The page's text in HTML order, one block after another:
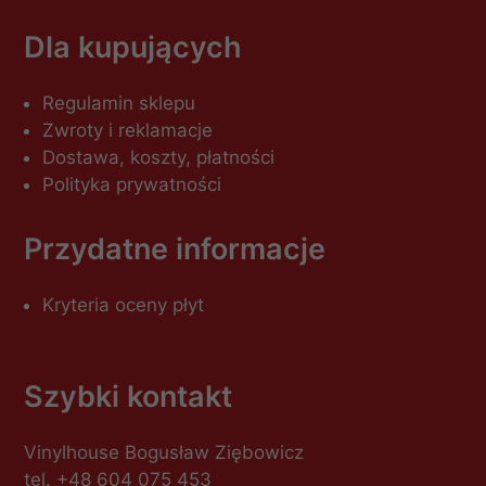
Dla kupujących
Regulamin sklepu
Zwroty i reklamacje
Dostawa, koszty, płatności
Polityka prywatności
Przydatne informacje
Kryteria oceny płyt
Szybki kontakt
Vinylhouse Bogusław Ziębowicz
tel. +48 604 075 453